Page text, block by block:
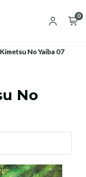
0
No Yaiba 07
No